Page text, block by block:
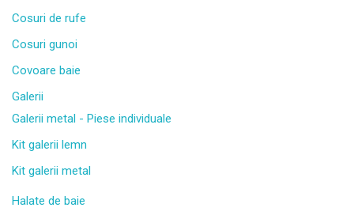
Cosuri de rufe
Cosuri gunoi
Covoare baie
Galerii
Galerii metal - Piese individuale
Kit galerii lemn
Kit galerii metal
Halate de baie